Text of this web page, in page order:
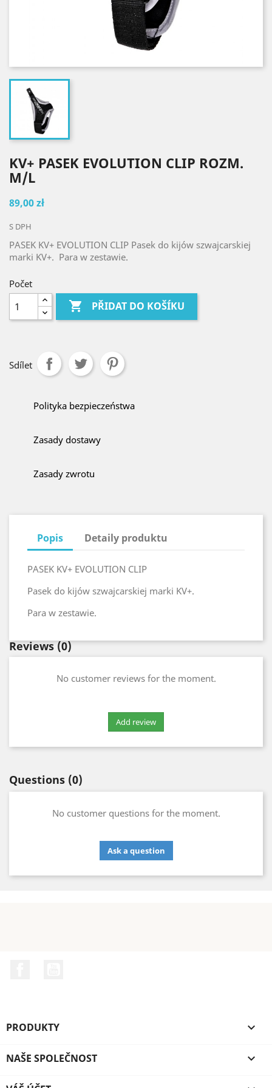
KV+ PASEK EVOLUTION CLIP ROZM.
M/L
89,00 zł
S DPH
PASEK KV+ EVOLUTION CLIP Pasek do kijów szwajcarskiej
marki KV+. Para w zestawie.
Počet
 PŘIDAT DO KOŠÍKU
Sdílet
Polityka bezpieczeństwa
Zasady dostawy
Zasady zwrotu
Popis Detaily produktu
PASEK KV+ EVOLUTION CLIP
Pasek do kijów szwajcarskiej marki KV+.
Para w zestawie.
Reviews(0)
No customer reviews for the moment.
Questions (0)
No customer questions for the moment.
Ask a question
PRODUKTY 
NAŠE SPOLEČNOST 